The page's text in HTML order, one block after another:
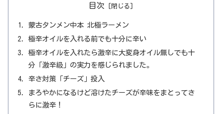
目次
蒙古タンメン中本 北極ラーメン
極辛オイルを入れる前でも十分に辛い
極辛オイルを入れたら激辛に大変身オイル無しでも十
分「激辛級」の実力を感じられました。
辛さ対策「チーズ」投入
まろやかになるけど溶けたチーズが辛味をまとってさ
らに激辛！